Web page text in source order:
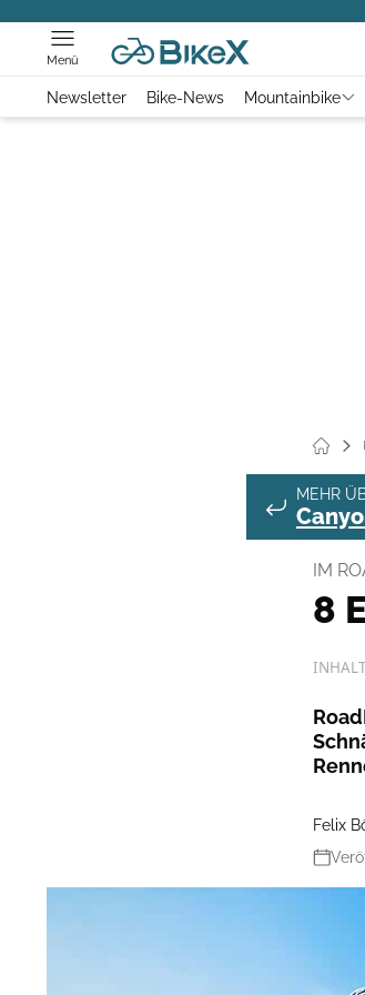
Menü
Newsletter Bike-News Mountainbike
MEHR
IM
8
Felix